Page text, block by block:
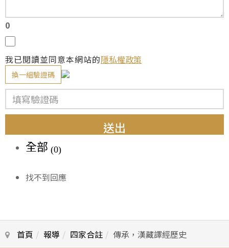
0
我已閱讀並同意本網站的隱私權政策
換一組驗證碼
送出
全部 (0)
找不到回應
首頁 報導 四家合註 傳承，漢藏譯經歷史